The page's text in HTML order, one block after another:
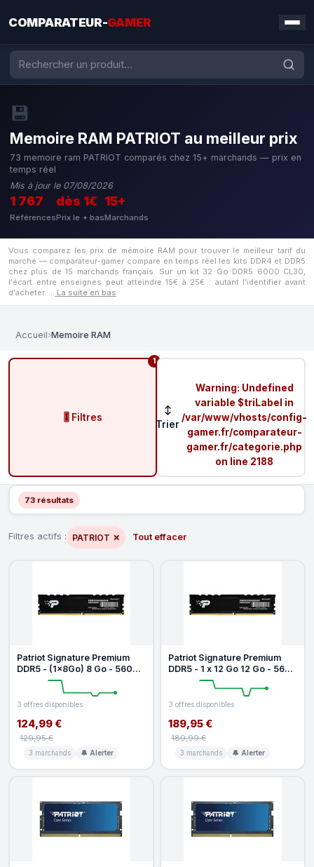
COMPARATEUR-GAMER
💾
Memoire RAM PATRIOT au meilleur prix
73 memoire ram PATRIOT comparés chez 15+ marchands — prix en
temps réel
Mis à jour le 07/08/2026
1 767
Références
dès 1€
Prix le + bas
15+
Marchands
Vous comparez les prix de mémoire RAM pour trouver le meilleur tarif du
marché — comparateur-gamer compare en temps réel les kits DDR4 et DDR5
chez plus de 15 marchands français. Sur un kit 32 Go DDR5 6000 CL30,
l'écart entre enseignes peut atteindre 15€ à 25€ : autant l'identifier avant
d'acheter. … La suite en bas
Accueil›Memoire RAM
🎚️ Filtres
1
↕
Trier
Warning: Undefined
variable $triLabel in
/var/www/vhosts/config-
gamer.fr/comparateur-
gamer.fr/categorie.php
on line 2188
73 résultats
Filtres actifs : PATRIOT ✕ Tout effacer
Patriot Signature Premium
DDR5 - (1x8Go) 8 Go - 5600
MHz - CL46
3 offres disponibles
124,99 €
129,95 €
3 marchands 🔔 Alerter
Patriot Signature Premium
DDR5 - 1 x 12 Go 12 Go - 5600
MHz - CL46
3 offres disponibles
189,95 €
189,99 €
3 marchands 🔔 Alerter